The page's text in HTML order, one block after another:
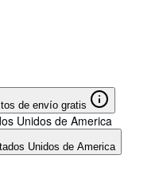
de envío gratis
Unidos de America
Unidos de America